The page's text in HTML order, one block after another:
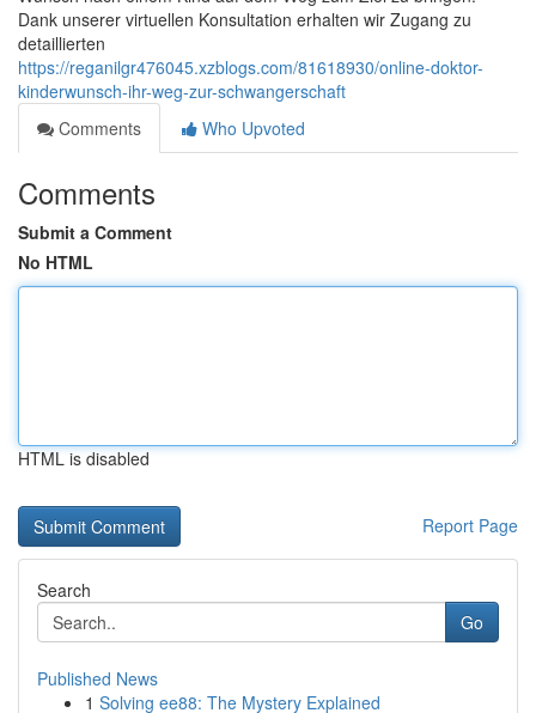
Dank unserer virtuellen Konsultation erhalten wir Zugang zu
detaillierten
https://reganilgr476045.xzblogs.com/81618930/online-doktor-
kinderwunsch-ihr-weg-zur-schwangerschaft
Comments
Who Upvoted
Comments
Submit a Comment
No HTML
HTML is disabled
Report Page
Search
Go
Published News
1 Solving ee88: The Mystery Explained